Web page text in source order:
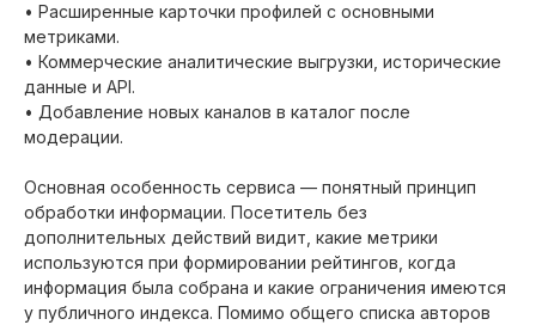
• Расширенные карточки профилей с основными
метриками.
• Коммерческие аналитические выгрузки, исторические
данные и API.
• Добавление новых каналов в каталог после
модерации.
Основная особенность сервиса — понятный принцип
обработки информации. Посетитель без
дополнительных действий видит, какие метрики
используются при формировании рейтингов, когда
информация была собрана и какие ограничения имеются
у публичного индекса. Помимо общего списка авторов